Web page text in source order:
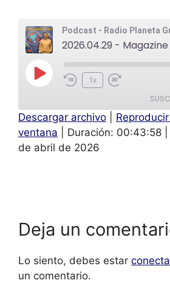
Podcast - Radio Planeta
1x
FEED RSS
COMPAR
TIR
Descargar archivo
ventana
Duración: 00:43:58
de abril de 2026
Deja un
Lo siento, debes estar
un comentario.